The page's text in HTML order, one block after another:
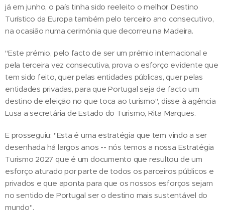
já em junho, o país tinha sido reeleito o melhor Destino
Turístico da Europa também pelo terceiro ano consecutivo,
na ocasião numa cerimónia que decorreu na Madeira.
"Este prémio, pelo facto de ser um prémio internacional e
pela terceira vez consecutiva, prova o esforço evidente que
tem sido feito, quer pelas entidades públicas, quer pelas
entidades privadas, para que Portugal seja de facto um
destino de eleição no que toca ao turismo", disse à agência
Lusa a secretária de Estado do Turismo, Rita Marques.
E prosseguiu: "Esta é uma estratégia que tem vindo a ser
desenhada há largos anos -- nós temos a nossa Estratégia
Turismo 2027 que é um documento que resultou de um
esforço aturado por parte de todos os parceiros públicos e
privados e que aponta para que os nossos esforços sejam
no sentido de Portugal ser o destino mais sustentável do
mundo".